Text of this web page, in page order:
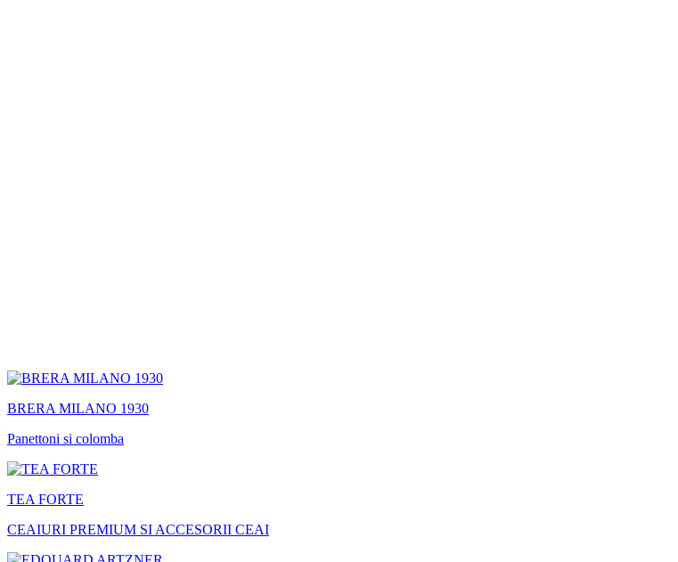
BRERA MILANO 1930
Panettoni si colomba
TEA FORTE
CEAIURI PREMIUM SI ACCESORII CEAI